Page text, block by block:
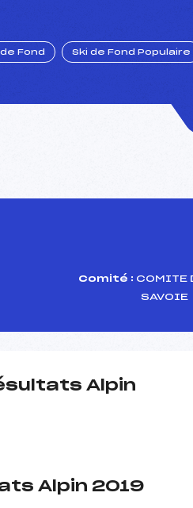
Fond Ski de Fond Populaire
Comité : COMITE
SAVOIE
Alpin
Alpin 2019